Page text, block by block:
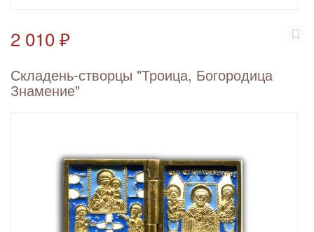
2 010 ₽
Складень-створцы "Троица, Богородица
Знамение"